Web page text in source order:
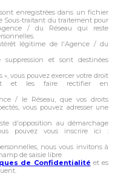
enregistrées dans un fichier
Sous-traitant du traitement pour
/ du Réseau qui reste
légitime de l'Agence / du
et sont destinées
vous pouvez exercer votre droit
et les faire rectifier en
/ le Réseau, que vos droits
vous pouvez adresser une
d'opposition au démarchage
pouvez vous inscrire ici :
nous vous invitons à
de saisie libre
de Confidentialité et es